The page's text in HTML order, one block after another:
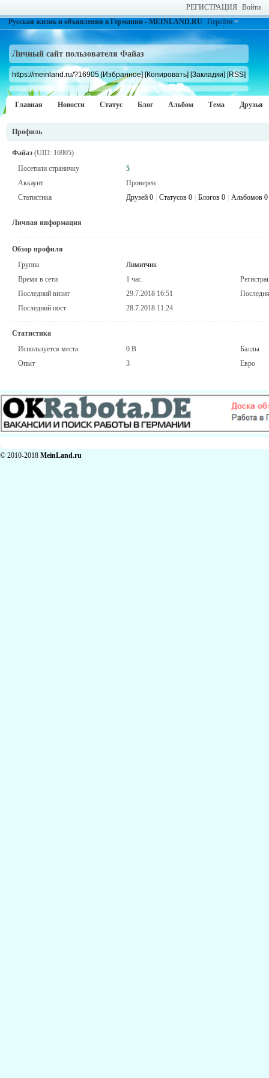
РЕГИСТРАЦИЯ Войти
Русская жизнь и объявления в Германии - MEINLAND.RU Перейти
Личный сайт пользователя Файаз
https://meinland.ru/?16905 [Избранное] [Копировать] [Закладки] [RSS]
Главная Новости Статус Блог Альбом Тема Друзья
Профиль
Файаз (UID: 16905)
Посетили страничку
5
Аккаунт
Проверен
Статистика
Друзей 0 Статусов 0 Блогов 0 Альбомов 0
Личная информация
Обзор профиля
Группа
Лимитчик
Время в сети
1 час.
Последний визит
29.7.2018 16:51
Последний пост
28.7.2018 11:24
Статистика
Используется места
0 B
Баллы
Опыт
3 Евро
© 2010-2018 MeinLand.ru